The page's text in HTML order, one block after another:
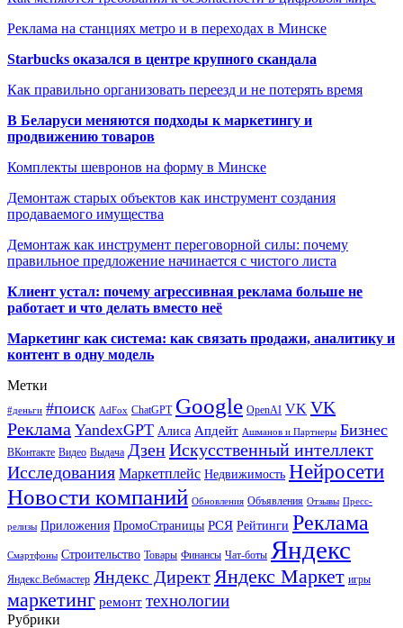
Реклама на станциях метро и в переходах в Минске
Starbucks оказался в центре крупного скандала
Как правильно организовать переезд и не потерять время
В Беларуси меняются подходы к маркетингу и
продвижению товаров
Комплекты шевронов на форму в Минске
Демонтаж старых объектов как инструмент создания
продаваемого имущества
Демонтаж как инструмент переговорной силы: почему
правильное предложение начинается с чистого листа
Клиент устал: почему агрессивная реклама больше не
работает и что делать вместо неё
Маркетинг как система: как связать продажи, аналитику и
контент в одну модель
Метки
#деньги #поиск AdFox ChatGPT Google OpenAI VK VK
Реклама YandexGPT Алиса Апдейт Ашманов и Партнеры Бизнес
ВКонтакте Видео Выдача ДзенИскусственный интеллект
Исследования Маркетплейс Недвижимость Нейросети
Новости компаний Обновления Объявления Отзывы Пресс-
релизы Приложения ПромоСтраницы РСЯ Рейтинги Реклама
Смартфоны Строительство Товары Финансы Чат-боты Яндекс
Яндекс.Вебмастер Яндекс Директ Яндекс Маркет игры
маркетинг ремонт технологии
Рубрики